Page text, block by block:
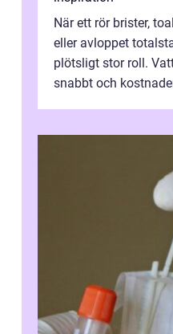
När ett rör brister,
eller avloppet
plötsligt stor roll.
snabbt och